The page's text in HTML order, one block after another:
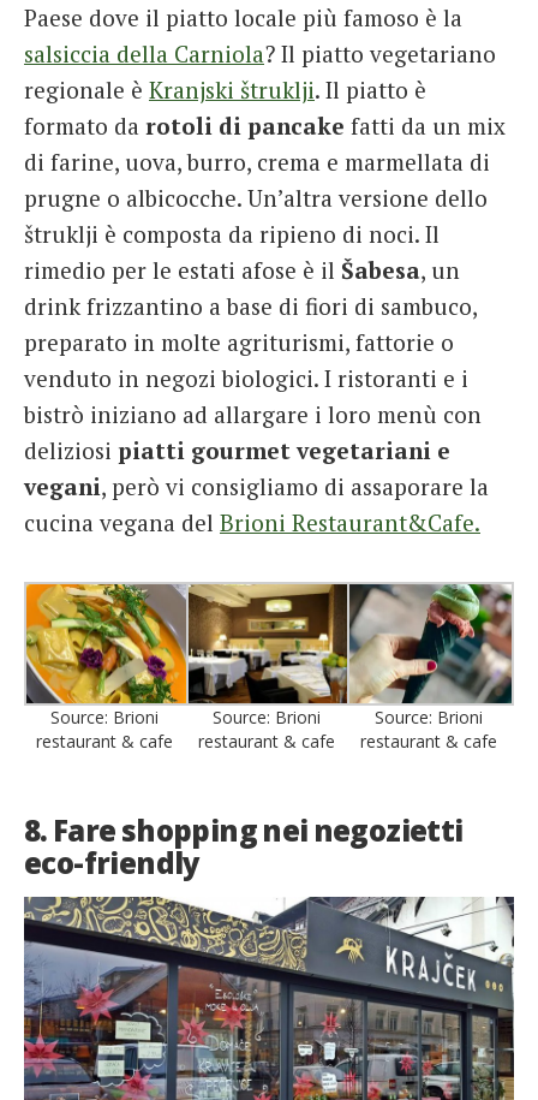
Paese dove il piatto locale più famoso è la
salsiccia della Carniola? Il piatto vegetariano
regionale è Kranjski štruklji. Il piatto è
formato da rotoli di pancake fatti da un mix
di farine, uova, burro, crema e marmellata di
prugne o albicocche. Un’altra versione dello
štruklji è composta da ripieno di noci. Il
rimedio per le estati afose è il Šabesa, un
drink frizzantino a base di fiori di sambuco,
preparato in molte agriturismi, fattorie o
venduto in negozi biologici. I ristoranti e i
bistrò iniziano ad allargare i loro menù con
deliziosi piatti gourmet vegetariani e
vegani, però vi consigliamo di assaporare la
cucina vegana del Brioni Restaurant&Cafe.
Source: Brioni
restaurant & cafe
Source: Brioni
restaurant & cafe
Source: Brioni
restaurant & cafe
8. Fare shopping nei negozietti
eco-friendly